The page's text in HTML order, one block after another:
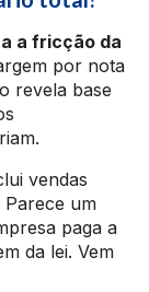
a fricção da
por nota
revela base
vendas
Parece um
paga a
da lei. Vem